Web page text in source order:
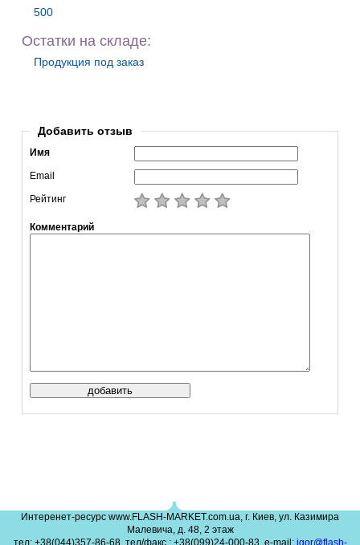
500
Остатки на складе:
Продукция под заказ
Добавить отзыв
Имя
Email
Рейтинг
Комментарий
Интеренет-ресурс www.FLASH-MARKET.com.ua, г. Киев, ул. Казимира
Малевича, д. 48, 2 этаж
тел: +38(044)357-86-68, тел/факс.: +38(099)24-000-83, e-mail: igor@flash-